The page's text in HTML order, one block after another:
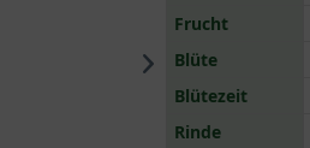
Frucht
Blüte
Blütezeit
Rinde